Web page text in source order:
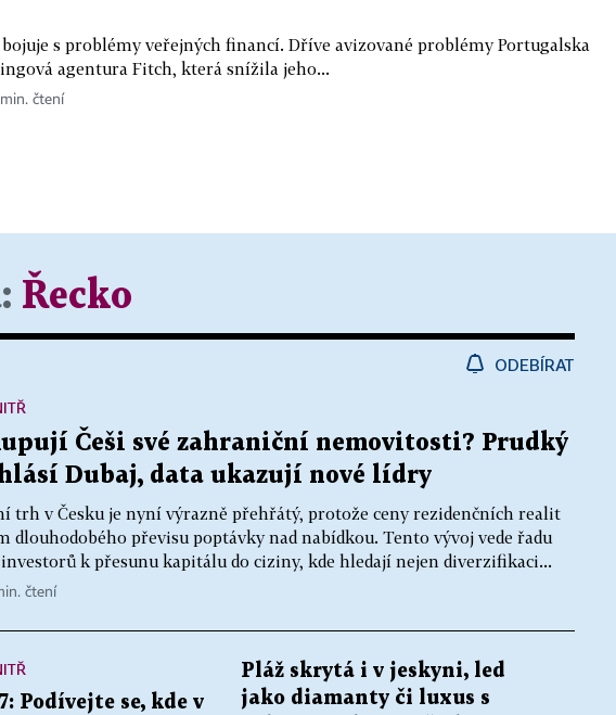
bojuje s problémy veřejných financí. Dříve avizované problémy Portugalska
agentura Fitch, která snížila jeho...
čtení
Řecko
ODEBÍRAT
Češi své zahraniční nemovitosti? Prudký
Dubaj, data ukazují nové lídry
trh v Česku je nyní výrazně přehřátý, protože ceny rezidenčních realit
dlouhodobého převisu poptávky nad nabídkou. Tento vývoj vede řadu
k přesunu kapitálu do ciziny, kde hledají nejen diverzifikaci...
čtení
Podívejte se, kde v
Pláž skrytá i v jeskyni, led
jako diamanty či luxus s